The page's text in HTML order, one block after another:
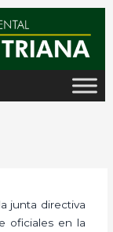
junta directiva
oficiales en la